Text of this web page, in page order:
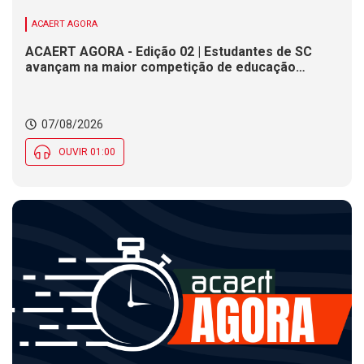
ACAERT AGORA
ACAERT AGORA - Edição 02 | Estudantes de SC
avançam na maior competição de educação
Social nesta sexta (7)
07/08/2026
OUVIR 01:00